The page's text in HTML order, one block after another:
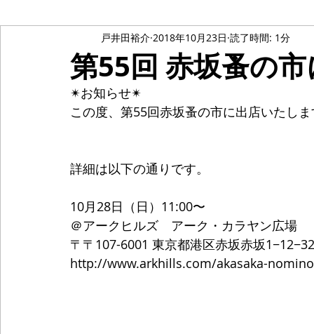
第55回 赤坂蚤の
戸井田裕介 2018年10月23日 読了時間: 1分
✴︎お知らせ✴︎
この度、第55回赤坂蚤の市に出店いたし
詳細は以下の通りです。
10月28日（日）11:00〜
＠アークヒルズ　アーク・カラヤン広場
〒〒107-6001 東京都港区赤坂赤坂
http://www.arkhills.com/akasaka-